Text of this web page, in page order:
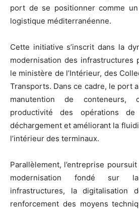
port de se positionner comme
logistique méditerranéenne.
Cette initiative s’inscrit dans la
modernisation des infrastructures
le ministère de l’Intérieur, des
Transports. Dans ce cadre, le port
manutention de conteneurs,
productivité des opérations
déchargement et améliorant la
l’intérieur des terminaux.
Parallèlement, l’entreprise
modernisation fondé sur
infrastructures, la digitalisation
renforcement des moyens